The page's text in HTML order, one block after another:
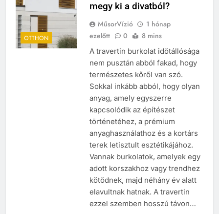
OTTHON
megy ki a divatból?
MűsorVízió
1 hónap
ezelőtt
0 8 mins
A travertin burkolat időtállósága
nem pusztán abból fakad, hogy
természetes kőről van szó.
Sokkal inkább abból, hogy olyan
anyag, amely egyszerre
kapcsolódik az építészet
történetéhez, a prémium
anyaghasználathoz és a kortárs
terek letisztult esztétikájához.
Vannak burkolatok, amelyek egy
adott korszakhoz vagy trendhez
kötődnek, majd néhány év alatt
elavultnak hatnak. A travertin
ezzel szemben hosszú távon…